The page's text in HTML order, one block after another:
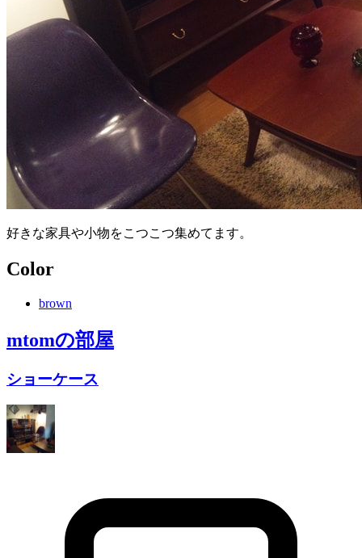
好きな家具や小物をこつこつ集めてます。
Color
brown
mtomの部屋
ショーケース